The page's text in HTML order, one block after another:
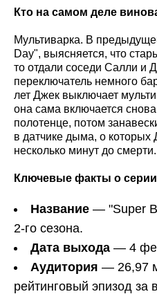
Кто на самом деле
Мультиварка. В
Day", выясняется, что
то отдали соседи Салли и
переключатель немного
лет Джек выключает
она сама включается
полотенце, потом
в датчике дыма, о которых
несколько минут до смерти.
Ключевые факты о серии
Название — "Super
2-го сезона.
Дата выхода — 4
Аудитория — 26,97
рейтинговый эпизод за